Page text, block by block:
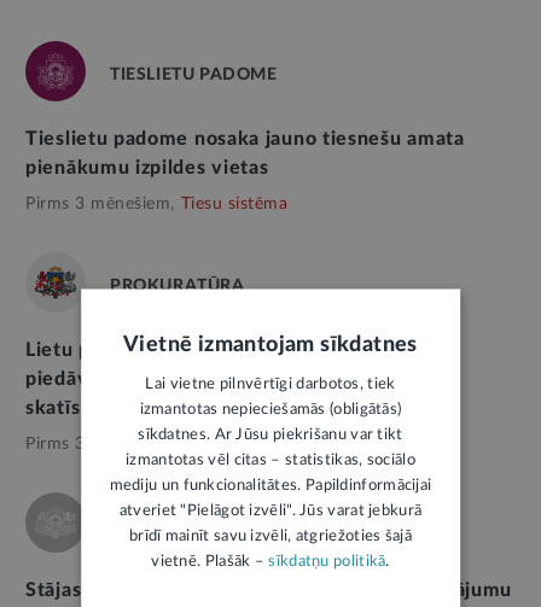
TIESLIETU PADOME
Tieslietu padome nosaka jauno tiesnešu amata
pienākumu izpildes vietas
Pirms 3 mēnešiem, Tiesu sistēma
PROKURATŪRA
Lietu par vairāk nekā 70 000 eiro izkrāpšanu,
piedāvājot sniegt remontdarbu pakalpojumus,
skatīs tiesa
Pirms 3 mēnešiem, Tieslietas
AUGSTĀKĀ TIESA
Stājas spēkā spriedums par pārpublicētu aicinājumu
Vietnē izmantojam sīkdatnes
Lai vietne pilnvērtīgi darbotos, tiek
izmantotas nepieciešamās (obligātās)
sīkdatnes. Ar Jūsu piekrišanu var tikt
izmantotas vēl citas – statistikas, sociālo
mediju un funkcionalitātes. Papildinformācijai
atveriet "Pielāgot izvēli". Jūs varat jebkurā
brīdī mainīt savu izvēli, atgriežoties šajā
vietnē. Plašāk –sīkdatņu politikā.